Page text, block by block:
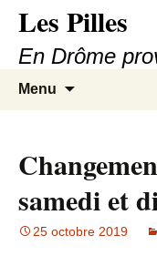
Les Pilles
En Drôme
Menu
samedi et
25 octobre 2019